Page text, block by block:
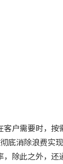
户需要时，
消除浪费实
除此之外，还